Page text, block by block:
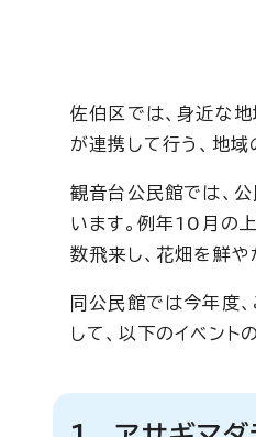
佐伯区では、身近な
が連携して行う、地
観音台公民館では、公
います。例年10月の
数飛来し、花畑を鮮や
同公民館では今年度
して、以下のイベント